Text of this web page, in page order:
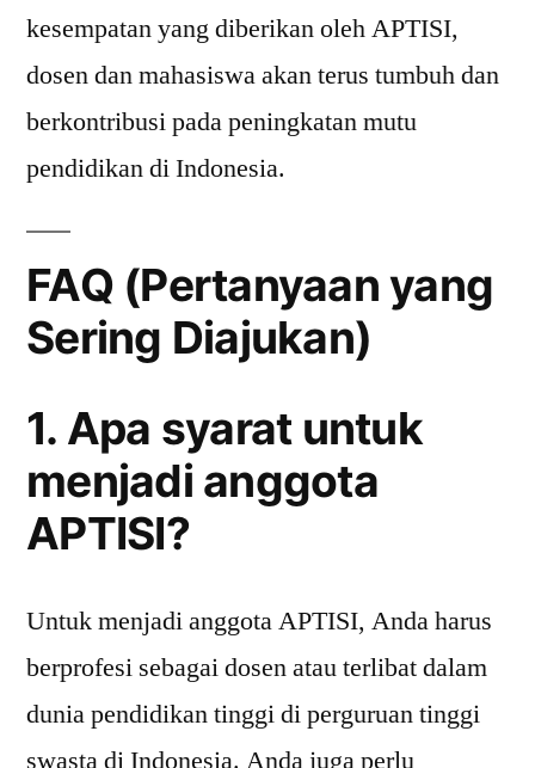
kesempatan yang diberikan oleh APTISI,
dosen dan mahasiswa akan terus tumbuh dan
berkontribusi pada peningkatan mutu
pendidikan di Indonesia.
FAQ (Pertanyaan yang
Sering Diajukan)
1. Apa syarat untuk
menjadi anggota
APTISI?
Untuk menjadi anggota APTISI, Anda harus
berprofesi sebagai dosen atau terlibat dalam
dunia pendidikan tinggi di perguruan tinggi
swasta di Indonesia. Anda juga perlu